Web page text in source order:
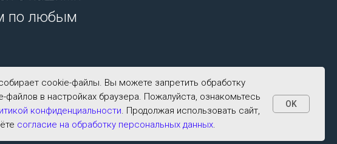
по любым
cookie-файлы. Вы можете запретить обработку
файлов в настройках браузера. Пожалуйста, ознакомьтесь
конфиденциальности. Продолжая использовать сайт,
согласие на обработку персональных данных.
OK